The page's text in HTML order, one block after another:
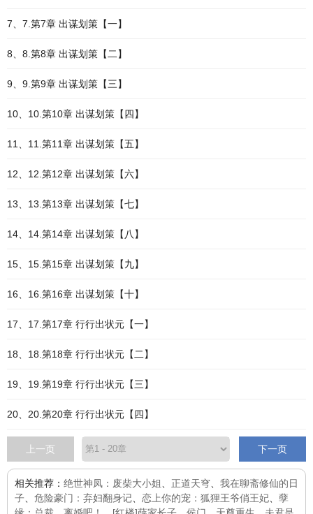
7、7.第7章 出谋划策【一】
8、8.第8章 出谋划策【二】
9、9.第9章 出谋划策【三】
10、10.第10章 出谋划策【四】
11、11.第11章 出谋划策【五】
12、12.第12章 出谋划策【六】
13、13.第13章 出谋划策【七】
14、14.第14章 出谋划策【八】
15、15.第15章 出谋划策【九】
16、16.第16章 出谋划策【十】
17、17.第17章 行行出状元【一】
18、18.第18章 行行出状元【二】
19、19.第19章 行行出状元【三】
20、20.第20章 行行出状元【四】
上一页 下一页
相关推荐： 绝世神凤：废柴大小姐 正道天穹
我在聊斋修仙的日
子
危险豪门：弃妇翻身记 恋上你的宠：狐狸王爷俏王妃
孽